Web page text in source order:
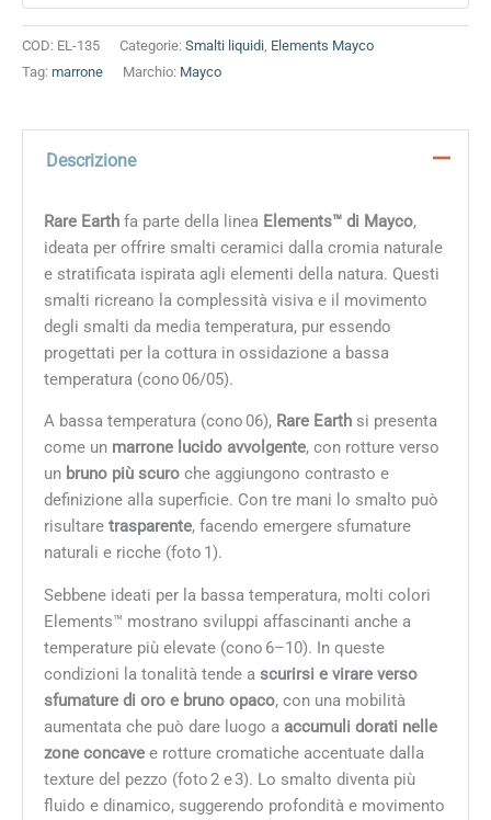
COD: EL-135 Categorie: Smalti liquidi, Elements Mayco
Tag: marrone Marchio: Mayco
Descrizione
Rare Earthfa parte della linea Elements™ di Mayco,
ideata per offrire smalti ceramici dalla cromia naturale
e stratificata ispirata agli elementi della natura. Questi
smalti ricreano la complessità visiva e il movimento
degli smalti da media temperatura, pur essendo
progettati per la cottura in ossidazione a bassa
temperatura (cono 06/05).
A bassa temperatura (cono 06), Rare Earthsi presenta
come un marrone lucido avvolgente, con rotture verso
un bruno più scuroche aggiungono contrasto e
definizione alla superficie. Con tre mani lo smalto può
risultare trasparente, facendo emergere sfumature
naturali e ricche (foto 1).
Sebbene ideati per la bassa temperatura, molti colori
Elements™ mostrano sviluppi affascinanti anche a
temperature più elevate (cono 6–10). In queste
condizioni la tonalità tende a scurirsi e virare verso
sfumature di oro e bruno opaco, con una mobilità
aumentata che può dare luogo a accumuli dorati nelle
zone concavee rotture cromatiche accentuate dalla
texture del pezzo (foto 2 e 3). Lo smalto diventa più
fluido e dinamico, suggerendo profondità e movimento